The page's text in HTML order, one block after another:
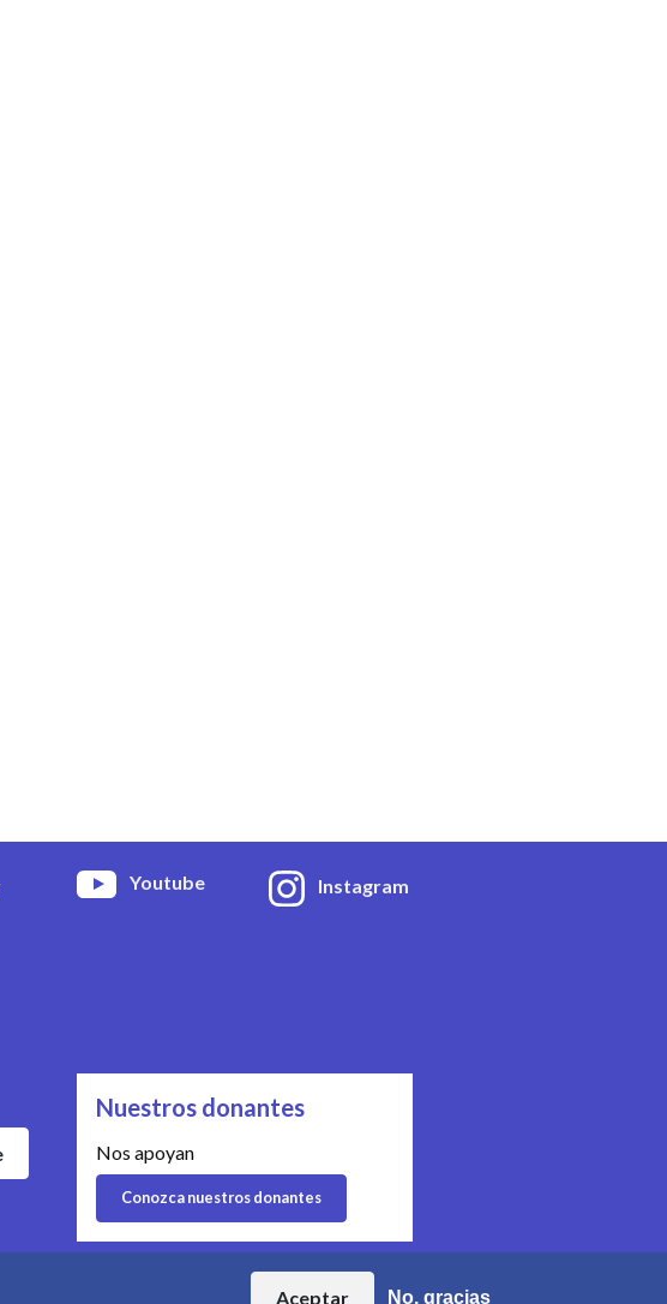
Youtube Instagram
Nuestros donantes
Nos apoyan
Conozca nuestros donantes
UPR Info | Organización n° CHE-454.230.023
Aceptar No, gracias